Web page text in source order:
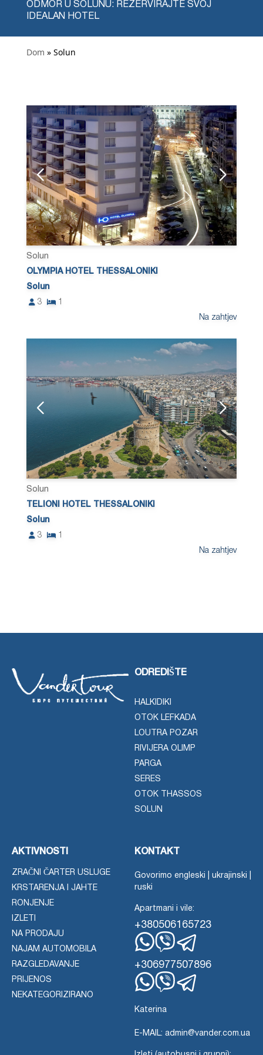
ODMOR U SOLUNU: REZERVIRAJTE SVOJ
IDEALAN HOTEL
Dom » Solun
Solun
OLYMPIA HOTEL THESSALONIKI
Solun
3
1
Na zahtjev
Solun
TELIONI HOTEL THESSALONIKI
Solun
3
1
Na zahtjev
ODREDIŠTE
HALKIDIKI
OTOK LEFKADA
LOUTRA POZAR
RIVIJERA OLIMP
PARGA
SERES
OTOK THASSOS
SOLUN
AKTIVNOSTI
ZRAČNI ČARTER USLUGE
KRSTARENJA I JAHTE
RONJENJE
IZLETI
NA PRODAJU
NAJAM AUTOMOBILA
RAZGLEDAVANJE
PRIJENOS
NEKATEGORIZIRANO
KONTAKT
Govorimo engleski | ukrajinski |
ruski
Apartmani i vile:
+380506165723
WhatsApp
ViberTelegram
+306977507896
Katerina
E-MAIL: admin@vander.com.ua